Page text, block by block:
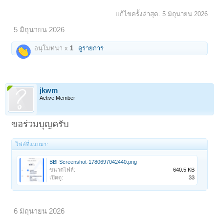
แก้ไขครั้งล่าสุด: 5 มิถุนายน 2026
5 มิถุนายน 2026
อนุโมทนา x1 ดูรายการ
jkwm
Active Member
ขอร่วมบุญครับ
ไฟล์ที่แนบมา:
BBl-Screenshot-1780697042440.png
ขนาดไฟล์:
640.5 KB
เปิดดู:
33
6 มิถุนายน 2026